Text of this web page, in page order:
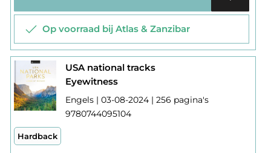
Op voorraad bij Atlas & Zanzibar
USA national tracks
Eyewitness
Engels | 03-08-2024 | 256 pagina's
9780744095104
Hardback